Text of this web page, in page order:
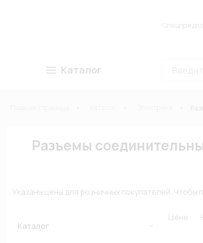
Каталог
Разъемы
Указаны цены для розничных покупателей.
Каталог
Цене